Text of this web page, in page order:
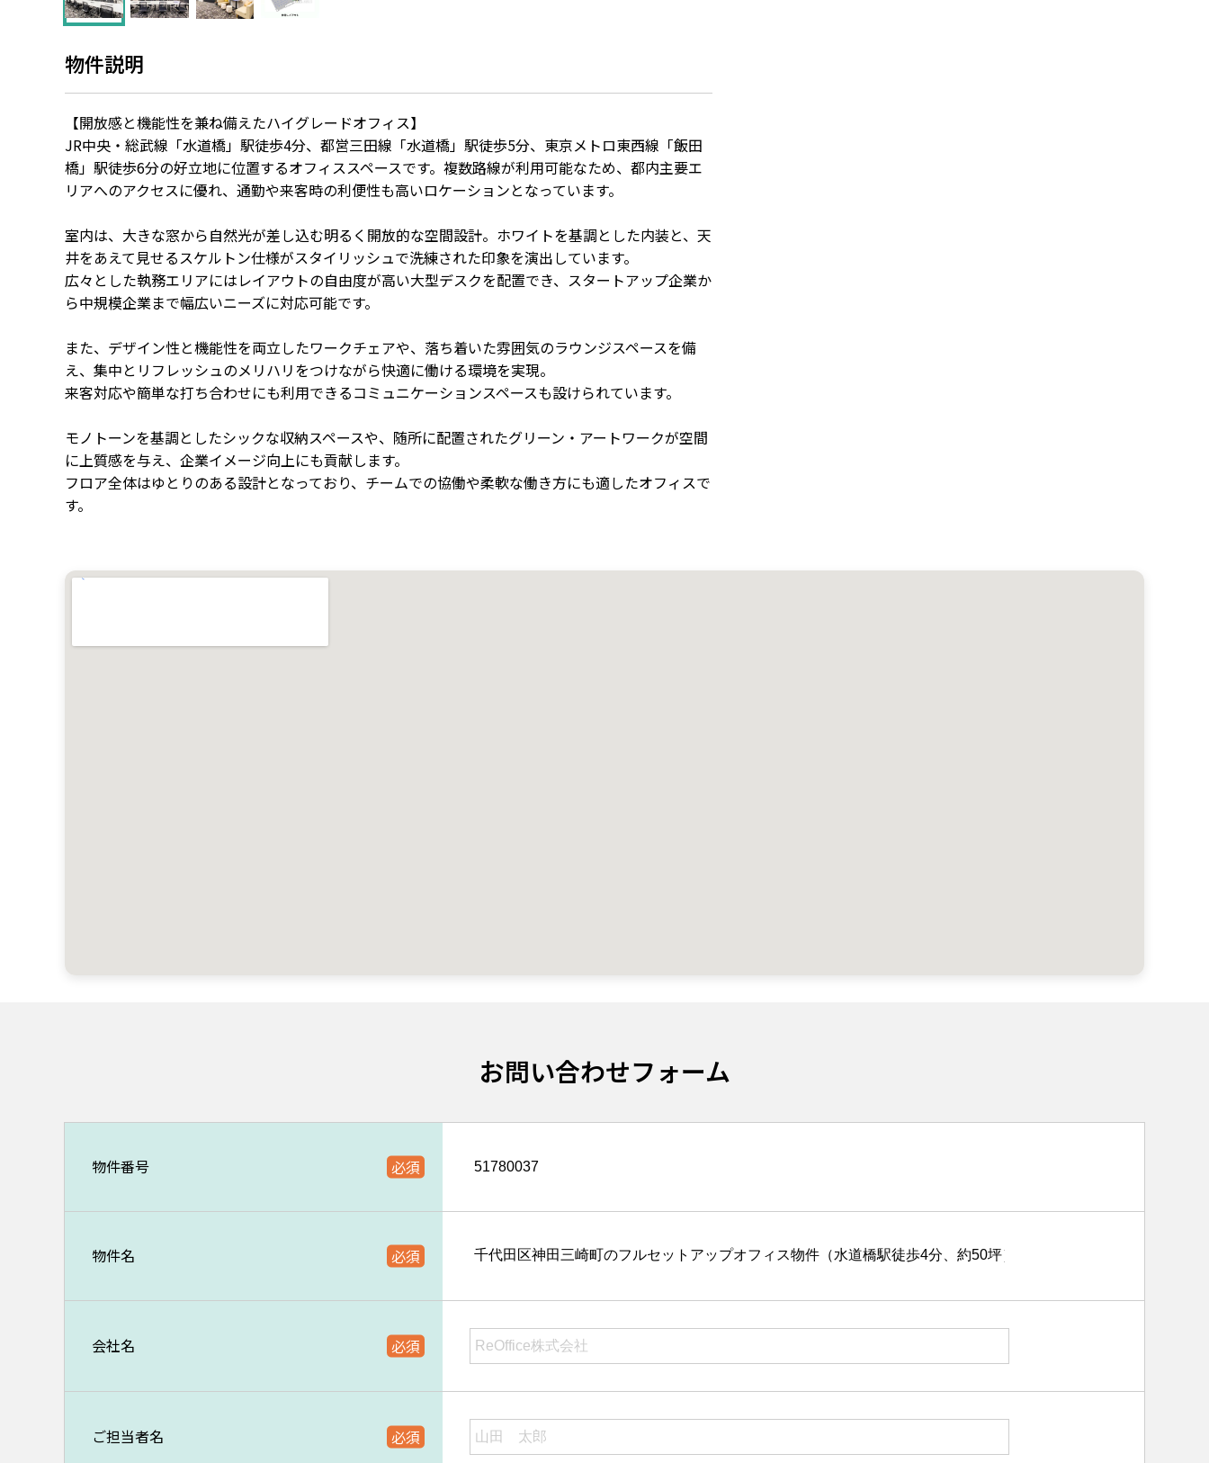
物件説明
【開放感と機能性を兼ね備えたハイグレードオフィス】
JR中央・総武線「水道橋」駅徒歩4分、都営三田線「水道橋」駅徒歩5分、東京メトロ東西線「飯田
橋」駅徒歩6分の好立地に位置するオフィススペースです。複数路線が利用可能なため、都内主要エ
リアへのアクセスに優れ、通勤や来客時の利便性も高いロケーションとなっています。
室内は、大きな窓から自然光が差し込む明るく開放的な空間設計。ホワイトを基調とした内装と、天
井をあえて見せるスケルトン仕様がスタイリッシュで洗練された印象を演出しています。
広々とした執務エリアにはレイアウトの自由度が高い大型デスクを配置でき、スタートアップ企業か
ら中規模企業まで幅広いニーズに対応可能です。
また、デザイン性と機能性を両立したワークチェアや、落ち着いた雰囲気のラウンジスペースを備
え、集中とリフレッシュのメリハリをつけながら快適に働ける環境を実現。
来客対応や簡単な打ち合わせにも利用できるコミュニケーションスペースも設けられています。
モノトーンを基調としたシックな収納スペースや、随所に配置されたグリーン・アートワークが空間
に上質感を与え、企業イメージ向上にも貢献します。
フロア全体はゆとりのある設計となっており、チームでの協働や柔軟な働き方にも適したオフィスで
す。
お問い合わせフォーム
物件番号
物件名
会社名
ご担当者名